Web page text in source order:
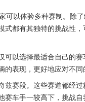
可以体验多种赛制。除
都有其独特的挑战性
可以选择最适合自己的
表现，更好地应对不同
赛段。这些赛道都经
车手一较高下，挑战自